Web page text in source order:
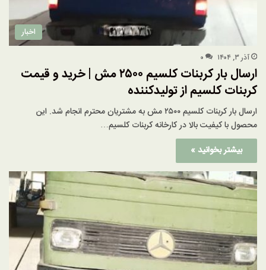
اخبار
آذر ۳, ۱۴۰۴ ۰
ارسال بار کربنات کلسیم ۲۵۰۰ مش | خرید و قیمت
کربنات کلسیم از تولیدکننده
ارسال بار کربنات کلسیم ۲۵۰۰ مش به مشتریان محترم انجام شد. این
محصول با کیفیت بالا در کارخانه کربنات کلسیم…
بیشتر بخوانید »